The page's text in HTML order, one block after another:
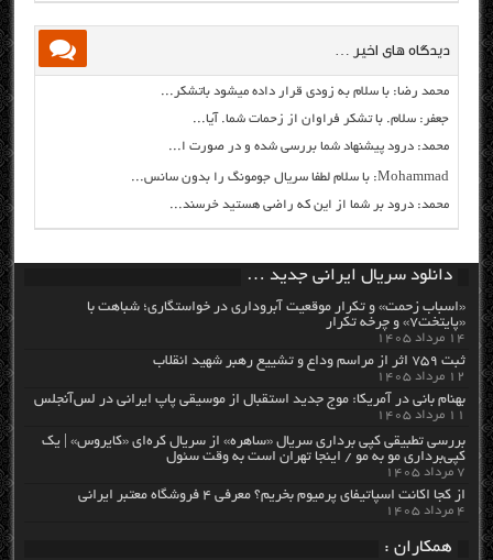
دیدگاه های اخیر …
محمد رضا: با سلام به زودی قرار داده میشود باتشکر...
جعفر: سلام. با تشکر فراوان از زحمات شما. آیا...
محمد: درود پیشنهاد شما بررسی شده و در صورت ا...
Mohammad: با سلام لطفا سریال جومونگ را بدون سانس...
محمد: درود بر شما از این که راضی هستید خرسند...
دانلود سریال ایرانی جدید …
«اسباب زحمت» و تکرار موقعیت آبروداری در خواستگاری؛ شباهت با
«پایتخت۷» و چرخه تکرار
۱۴ مرداد ۱۴۰۵
ثبت ۷۵۹ اثر از مراسم وداع و تشییع رهبر شهید انقلاب
۱۲ مرداد ۱۴۰۵
بهنام بانی در آمریکا: موج جدید استقبال از موسیقی پاپ ایرانی در لس‌آنجلس
۱۱ مرداد ۱۴۰۵
بررسی تطبیقی کپی برداری سریال «ساهره» از سریال کره‌ای «کایروس» | یک
کپی‌برداری مو به مو / اینجا تهران است به وقت سئول
۷ مرداد ۱۴۰۵
از کجا اکانت اسپاتیفای پرمیوم بخریم؟ معرفی ۴ فروشگاه معتبر ایرانی
۴ مرداد ۱۴۰۵
همکاران :